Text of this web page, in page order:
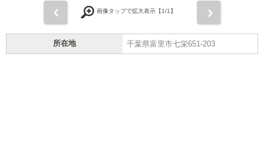
画像タップで拡大表示【1/1】
所在地 千葉県富里市七栄651-203